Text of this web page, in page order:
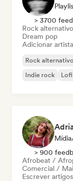
> 3700
Rock alternativo
Dream pop
Adicionar
Rock alternativo
Indie rock
> 900
Afrobeat /
Comercial /
Escrever artigos